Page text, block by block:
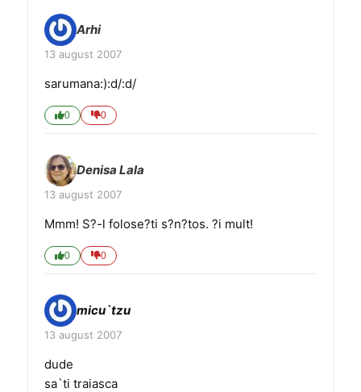
Arhi
13 august 2007
sarumana:):d/:d/
0 0
Denisa Lala
13 august 2007
Mmm! S?-l folose?ti s?n?tos. ?i mult!
0 0
micu`tzu
13 august 2007
dude
sa`ti traiasca